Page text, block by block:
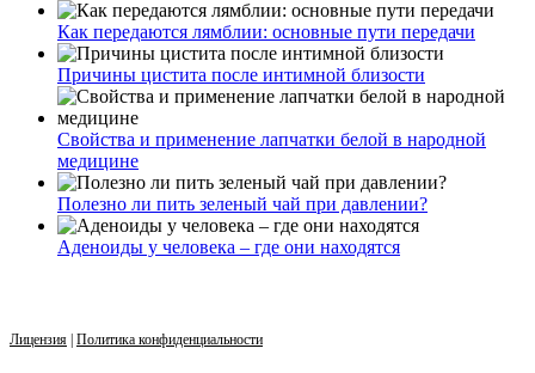
Как передаются лямблии: основные пути передачи
Причины цистита после интимной близости
Свойства и применение лапчатки белой в народной
медицине
Полезно ли пить зеленый чай при давлении?
Аденоиды у человека – где они находятся
Лицензия Политика конфиденциальности